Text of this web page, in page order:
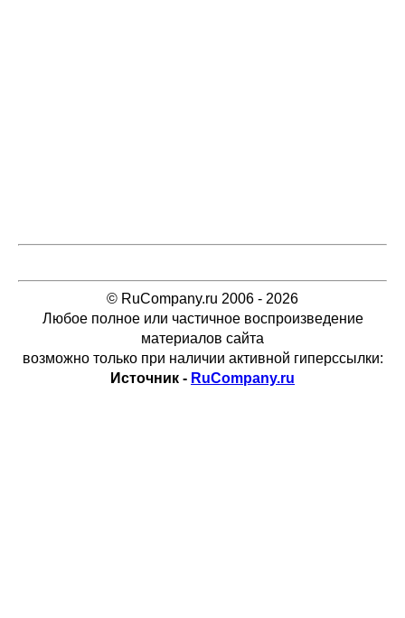
© RuCompany.ru 2006 - 2026
Любое полное или частичное воспроизведение
материалов сайта
возможно только при наличии активной гиперссылки:
Источник - RuCompany.ru